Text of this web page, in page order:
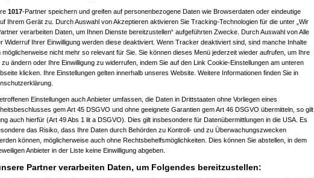
an der Default-Einstellung
"per günstigstem Versand"
(1. ohne, 2. mit Versand DE, 3.
mit Versandkosten als Sortier-
deckt die allermeisten Fälle ab.
anderes mit dazu
11:11:04)
1017-Partner speichern und greifen auf personenbezogene Daten wie Browserdaten oder eindeutige
Ihrem Gerät zu. Durch Auswahl von Akzeptieren aktivieren Sie Tracking-Technologien für die unter „Wir
verarbeiten Daten, um Ihnen Dienste bereitzustellen“ aufgeführten Zwecke. Durch Auswahl von Alle
Widerruf Ihrer Einwilligung werden diese deaktiviert. Wenn Tracker deaktiviert sind, sind manche Inhalte
möglicherweise nicht mehr so relevant für Sie. Sie können dieses Menü jederzeit wieder aufrufen, um Ihre
zu ändern oder Ihre Einwilligung zu widerrufen, indem Sie auf den Link Cookie-Einstellungen am unteren
klicken. Ihre Einstellungen gelten innerhalb unseres Website. Weitere Informationen finden Sie in
Einstellungen auch Anbieter umfassen, die Daten in Drittstaaten ohne Vorliegen eines
gem Art 45 DSGVO und ohne geeignete Garantien gem Art 46 DSGVO übermitteln, so gilt
auch hierfür (Art 49 Abs 1 lit a DSGVO). Dies gilt insbesondere für Datenübermittlungen in die USA. Es
das Risiko, dass Ihre Daten durch Behörden zu Kontroll- und zu Überwachungszwecken
können, möglicherweise auch ohne Rechtsbehelfsmöglichkeiten. Dies können Sie abstellen, in dem
Anbieter in der Liste keine Einwilligung abgeben.
Partner verarbeiten Daten, um Folgendes bereitzustellen: